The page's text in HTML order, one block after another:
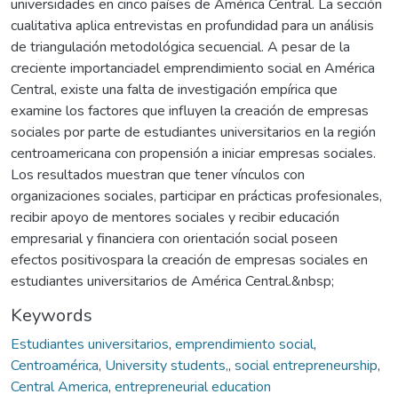
universidades en cinco países de América Central. La sección
cualitativa aplica entrevistas en profundidad para un análisis
de triangulación metodológica secuencial. A pesar de la
creciente importanciadel emprendimiento social en América
Central, existe una falta de investigación empírica que
examine los factores que influyen la creación de empresas
sociales por parte de estudiantes universitarios en la región
centroamericana con propensión a iniciar empresas sociales.
Los resultados muestran que tener vínculos con
organizaciones sociales, participar en prácticas profesionales,
recibir apoyo de mentores sociales y recibir educación
empresarial y financiera con orientación social poseen
efectos positivospara la creación de empresas sociales en
estudiantes universitarios de América Central.&nbsp;
Keywords
Estudiantes universitarios, emprendimiento social,
Centroamérica, University students,, social entrepreneurship,
Central America, entrepreneurial education